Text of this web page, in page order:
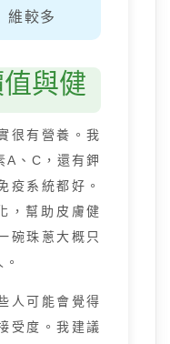
維較多
與健
很有營養。我
A、C，還有鉀
疫系統都好。
，幫助皮膚健
碗珠蔥大概只
人可能會覺得
受度。我建議